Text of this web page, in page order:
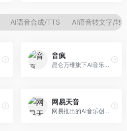
AI语音合成/TTS AI语音转文字/转
音疯
昆仑万维旗下AI音乐创作平台，专注于音乐内容生成。面向音乐爱好者和内容创作者，提供多种风格音乐生成，操作简便，创作速度快。
网易天音
网易推出的AI音乐创作工具，支持作词、作曲与编曲。面向音乐爱好者和独立音乐人，提供歌词生成、旋律创作、编曲制作等服务，与网易云音乐生态深度整合。